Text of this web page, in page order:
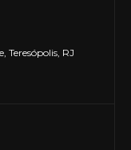
Teresópolis, RJ